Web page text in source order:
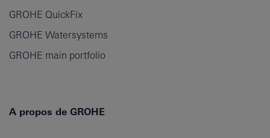
GROHE QuickFix
GROHE Watersystems
GROHE main portfolio
A propos de GROHE